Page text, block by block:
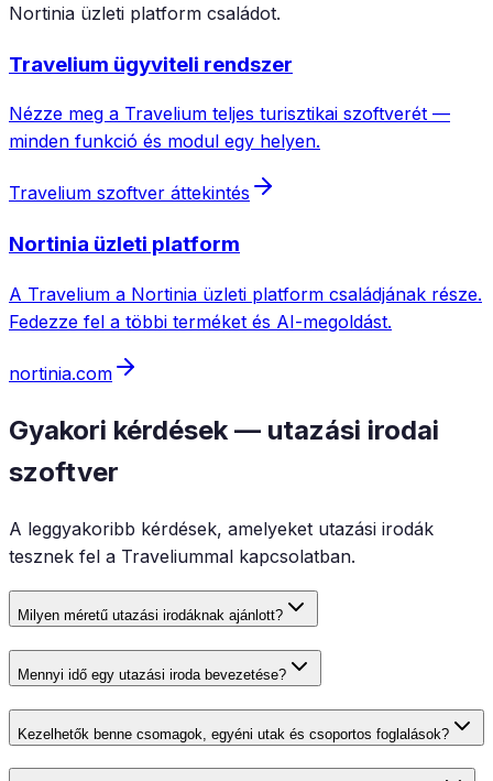
Nortinia üzleti platform családot.
Travelium ügyviteli rendszer
Nézze meg a Travelium teljes turisztikai szoftverét —
minden funkció és modul egy helyen.
Travelium szoftver áttekintés
Nortinia üzleti platform
A Travelium a Nortinia üzleti platform családjának része.
Fedezze fel a többi terméket és AI-megoldást.
nortinia.com
Gyakori kérdések — utazási irodai
szoftver
A leggyakoribb kérdések, amelyeket utazási irodák
tesznek fel a Traveliummal kapcsolatban.
Milyen méretű utazási irodáknak ajánlott?
Mennyi idő egy utazási iroda bevezetése?
Kezelhetők benne csomagok, egyéni utak és csoportos foglalások?